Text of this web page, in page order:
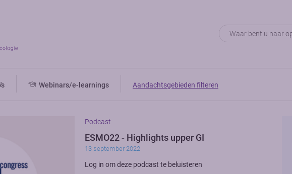
Webinars/e-learnings Aandachtsgebieden filteren
Podcast
ESMO22 - Highlights upper GI
13 september 2022
Log in om deze podcast te beluisteren